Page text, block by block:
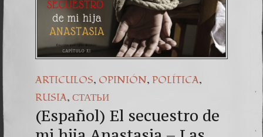
7. Our
ARTICULOS, OPINIÓN, POLÍTICA,
RUSIA, СТАТЬИ
(Español) El secuestro de